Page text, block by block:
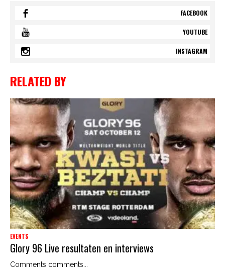
FACEBOOK
YOUTUBE
INSTAGRAM
RELATED BY
EVENTS
Glory 96 Live resultaten en interviews
Comments comments...